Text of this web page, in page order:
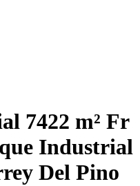
7422 m² Fr
Industrial
Del Pino